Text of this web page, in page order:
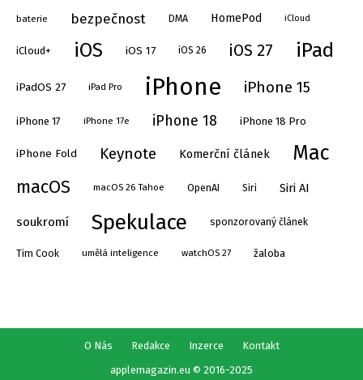
baterie bezpečnost DMA HomePod iCloud
iCloud+ iOS iOS 17 iOS 26 iOS 27 iPad
iPadOS 27 iPad Pro iPhone iPhone 15
iPhone 17 iPhone 17e iPhone 18 iPhone 18 Pro
iPhone Fold Keynote Komerční článek Mac
macOS macOS 26 Tahoe OpenAI Siri Siri AI
soukromí Spekulace sponzorovaný článek
Tim Cook umělá inteligence watchOS 27 žaloba
O Nás Redakce Inzerce
Kontakt
applemagazin.eu © 2016-2025